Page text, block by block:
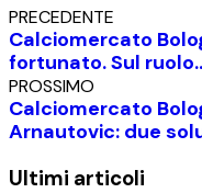
PRECEDENTE
Calciomercato
fortunato. Sul
PROSSIMO
Calciomercato
Arnautovic: due
Ultimi articoli